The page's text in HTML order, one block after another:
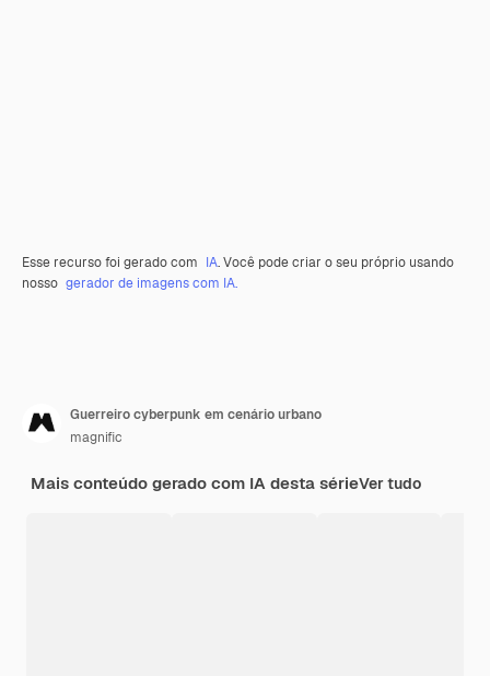
Esse recurso foi gerado com IA. Você pode criar o seu próprio usando
nosso gerador de imagens com IA.
Guerreiro cyberpunk em cenário urbano
magnific
Mais conteúdo gerado com IA desta sérieVer tudo